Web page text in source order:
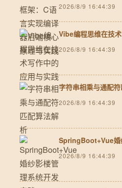
2026/8/9 16:44:39
Vibe编程思维在技
2026/8/9 16:44:39
字符串相乘与通配
2026/8/9 16:44:39
SpringBoot+Vue婚
2026/8/9 16:44:39